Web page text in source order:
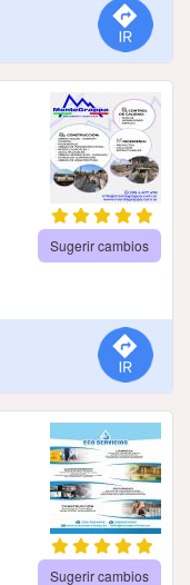
Sugerir cambios
Sugerir cambios